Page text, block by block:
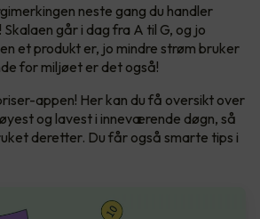
neste gang du handler
går i dag fra A til G, og jo
et produkt er, jo mindre strøm bruker
for miljøet er det også!
appen! Her kan du få oversikt over
og lavest i inneværende døgn, så
deretter. Du får også smarte tips i